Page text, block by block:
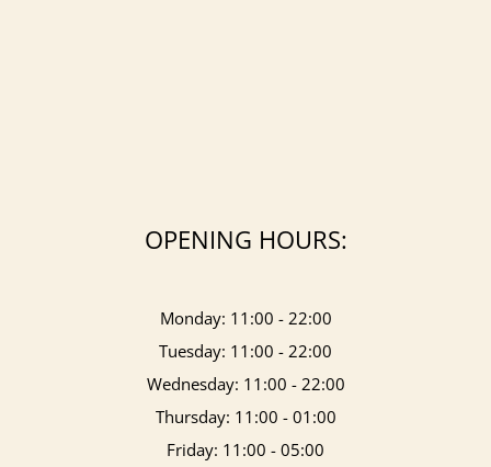
OPENING HOURS:
Monday: 11:00 - 22:00
Tuesday: 11:00 - 22:00
Wednesday: 11:00 - 22:00
Thursday: 11:00 - 01:00
Friday: 11:00 - 05:00